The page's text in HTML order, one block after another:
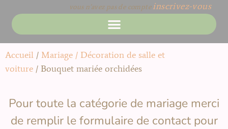
vous n’avez pas de compteinscrivez-vous
Accueil / Mariage / Décoration de salle et
voiture / Bouquet mariée orchidées
Pour toute la catégorie de mariage merci
de remplir le formulaire de contact pour